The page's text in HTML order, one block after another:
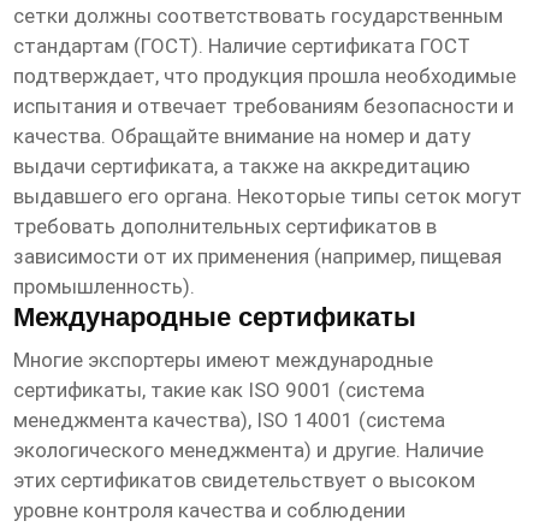
сетки должны соответствовать государственным
стандартам (ГОСТ). Наличие сертификата ГОСТ
подтверждает, что продукция прошла необходимые
испытания и отвечает требованиям безопасности и
качества. Обращайте внимание на номер и дату
выдачи сертификата, а также на аккредитацию
выдавшего его органа. Некоторые типы сеток могут
требовать дополнительных сертификатов в
зависимости от их применения (например, пищевая
промышленность).
Международные сертификаты
Многие экспортеры имеют международные
сертификаты, такие как ISO 9001 (система
менеджмента качества), ISO 14001 (система
экологического менеджмента) и другие. Наличие
этих сертификатов свидетельствует о высоком
уровне контроля качества и соблюдении